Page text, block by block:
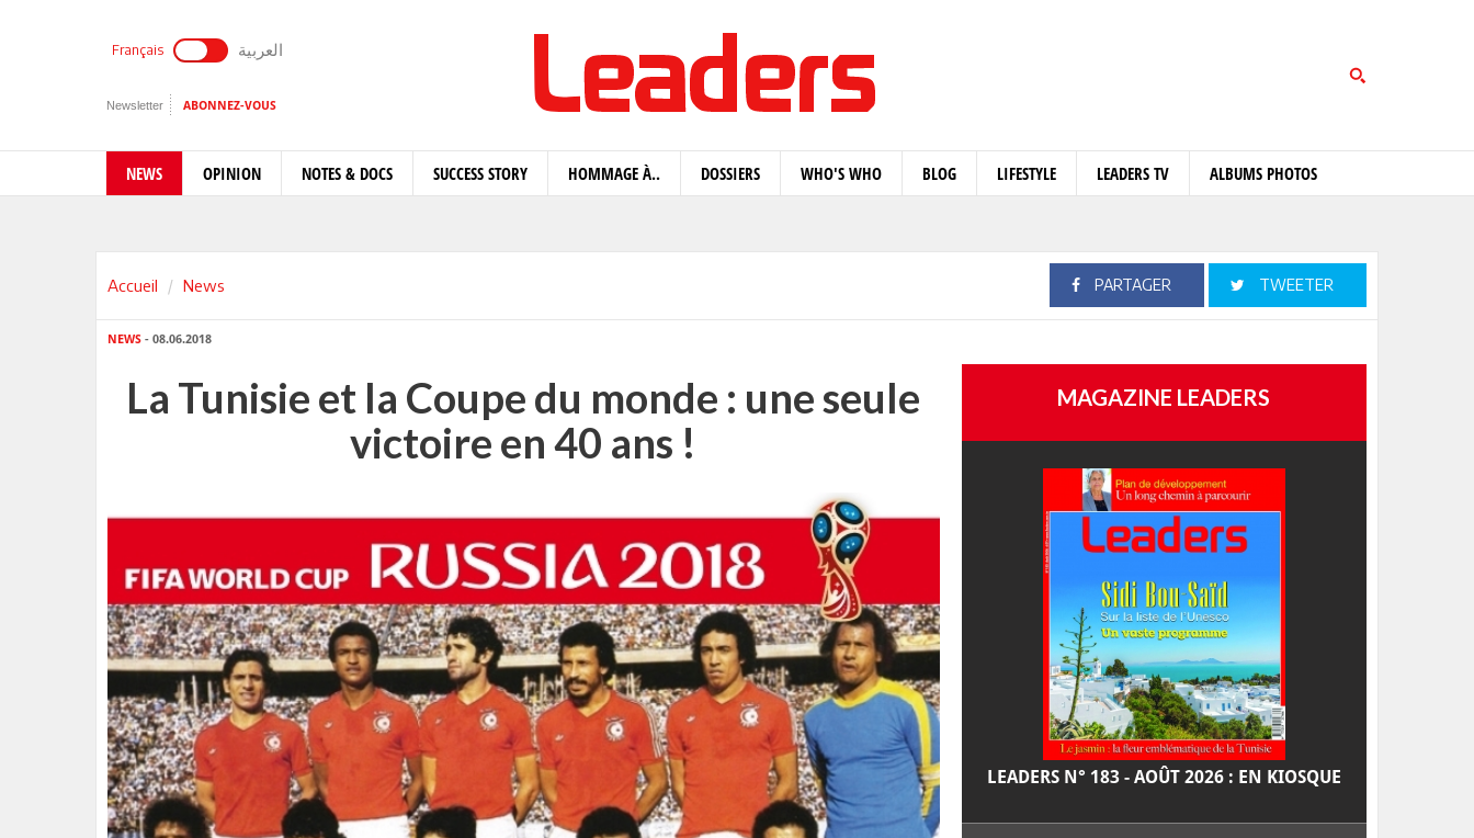
Français العربية
Newsletter ABONNEZ-VOUS
NEWS OPINION NOTES & DOCS SUCCESS STORY HOMMAGE À.. DOSSIERS WHO'S WHO BLOG LIFESTYLE LEADERS TV ALBUMS PHOTOS
Accueil News PARTAGER TWEETER
NEWS - 08.06.2018
La Tunisie et la Coupe du monde : une seule
victoire en 40 ans !
MAGAZINE LEADERS
LEADERS N° 183 - AOÛT 2026 : EN KIOSQUE